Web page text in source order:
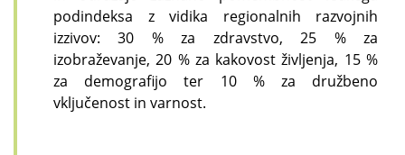
podindeksa z vidika regionalnih razvojnih
izzivov: 30 % za zdravstvo, 25 % za
izobraževanje, 20 % za kakovost življenja, 15 %
za demografijo ter 10 % za družbeno
vključenost in varnost.